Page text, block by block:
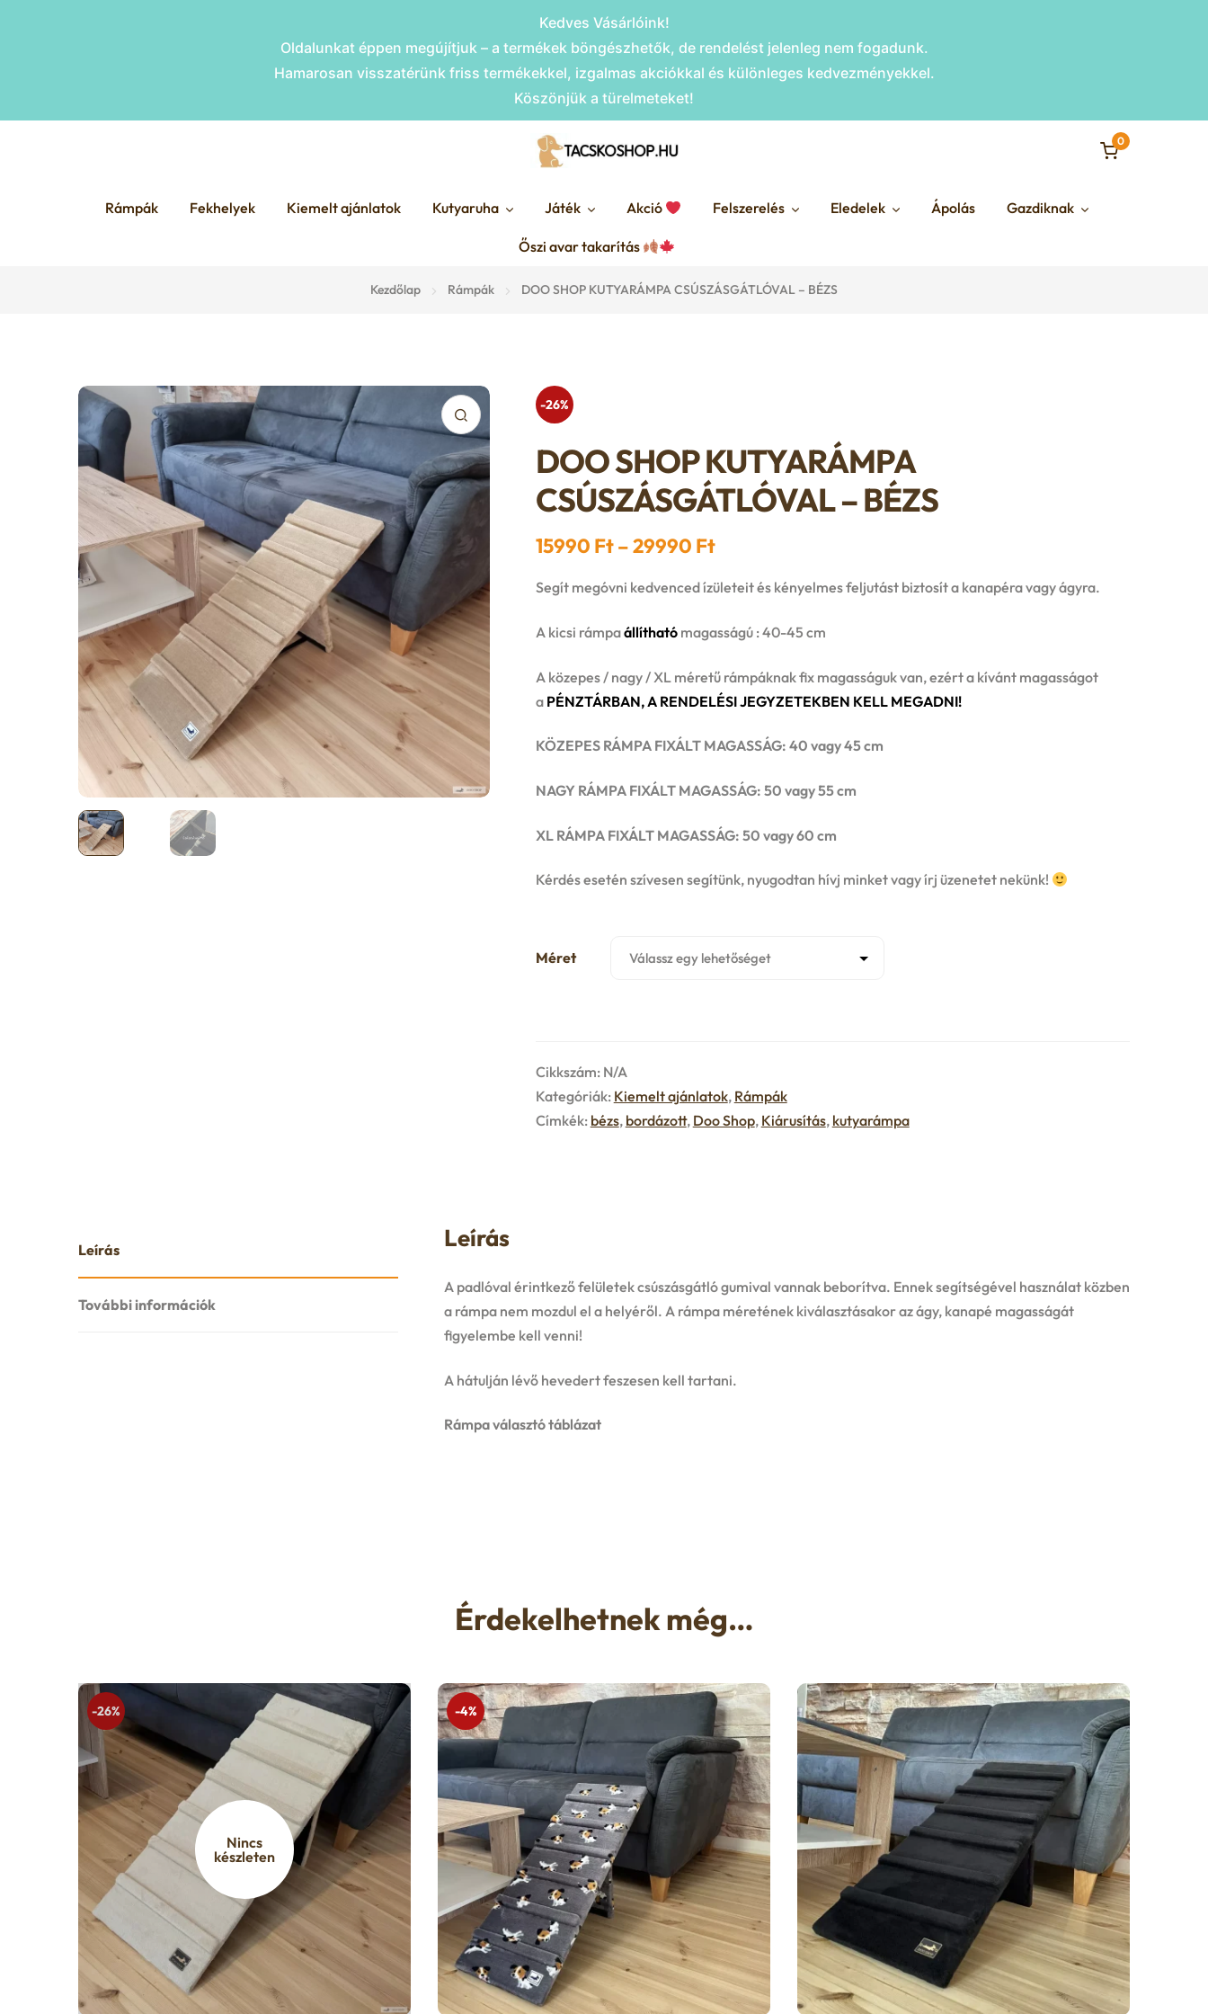
Kedves Vásárlóink!
Oldalunkat éppen megújítjuk – a termékek böngészhetők, de rendelést jelenleg nem fogadunk.
Hamarosan visszatérünk friss termékekkel, izgalmas akciókkal és különleges kedvezményekkel.
Köszönjük a türelmeteket!
navigation
content
0
Rámpák Fekhelyek Kiemelt ajánlatok Kutyaruha Játék Akció Felszerelés Eledelek Ápolás Gazdiknak
Őszi avar takarítás
Kezdőlap Rámpák DOO SHOP KUTYARÁMPA CSÚSZÁSGÁTLÓVAL – BÉZS
-26%
DOO SHOP KUTYARÁMPA
CSÚSZÁSGÁTLÓVAL – BÉZS
15990 Ft–29990 FtÁrtartomány:
15990 Ft
29990 Ft
Segít megóvni kedvenced ízületeit és kényelmes feljutást biztosít a kanapéra vagy ágyra.
A kicsi rámpaállíthatómagasságú : 40-45 cm
A közepes / nagy / XL méretű rámpáknak fix magasságuk van, ezért a kívánt magasságot
a PÉNZTÁRBAN, A RENDELÉSI JEGYZETEKBEN KELL MEGADNI!
KÖZEPES RÁMPA FIXÁLT MAGASSÁG: 40 vagy 45 cm
NAGY RÁMPA FIXÁLT MAGASSÁG: 50 vagy 55 cm
XL RÁMPA FIXÁLT MAGASSÁG: 50 vagy 60 cm
Kérdés esetén szívesen segítünk, nyugodtan hívj minket vagy írj üzenetet nekünk!
Méret
Cikkszám: N/A
Kategóriák: Kiemelt ajánlatok, Rámpák
Címkék: bézs, bordázott, Doo Shop, Kiárusítás, kutyarámpa
Leírás
További információk
Leírás
A padlóval érintkező felületek csúszásgátló gumival vannak beborítva. Ennek segítségével használat közben
a rámpa nem mozdul el a helyéről. A rámpa méretének kiválasztásakor az ágy, kanapé magasságát
figyelembe kell venni!
A hátulján lévő hevedert feszesen kell tartani.
Rámpa választó táblázat
Érdekelhetnek még…
Nincs
készleten
-26% -4%